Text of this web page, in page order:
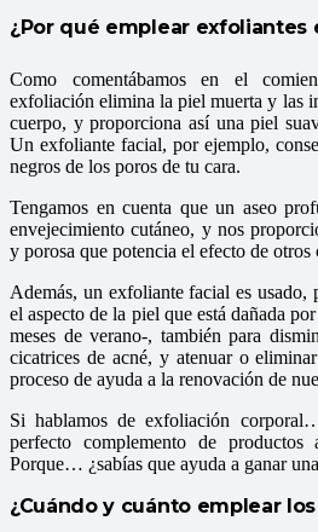
¿Por qué emplear exfoliantes
Como comentábamos en el
exfoliación elimina la piel muerta y las
cuerpo, y proporciona así una piel
Un exfoliante facial, por ejemplo,
negros de los poros de tu cara.
Tengamos en cuenta que un aseo
envejecimiento cutáneo, y nos
y porosa que potencia el efecto de otros
Además, un exfoliante facial es usado,
el aspecto de la piel que está dañada
meses de verano-, también para
cicatrices de acné, y atenuar o
proceso de ayuda a la renovación de
Si hablamos de exfoliación
perfecto complemento de productos
Porque… ¿sabías que ayuda a ganar
¿Cuándo y cuánto emplear